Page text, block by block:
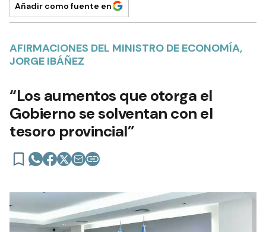
Añadir como fuente en
AFIRMACIONES DEL MINISTRO DE ECONOMÍA,
JORGE IBÁÑEZ
“Los aumentos que otorga el
Gobierno se solventan con el
tesoro provincial”